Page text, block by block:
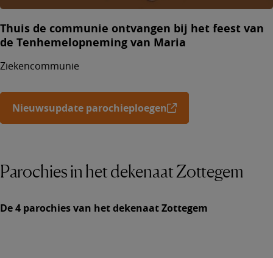
Thuis de communie ontvangen bij het feest van
de Tenhemelopneming van Maria
Ziekencommunie
Nieuwsupdate parochieploegen
Parochies in het dekenaat Zottegem
De 4 parochies van het dekenaat Zottegem